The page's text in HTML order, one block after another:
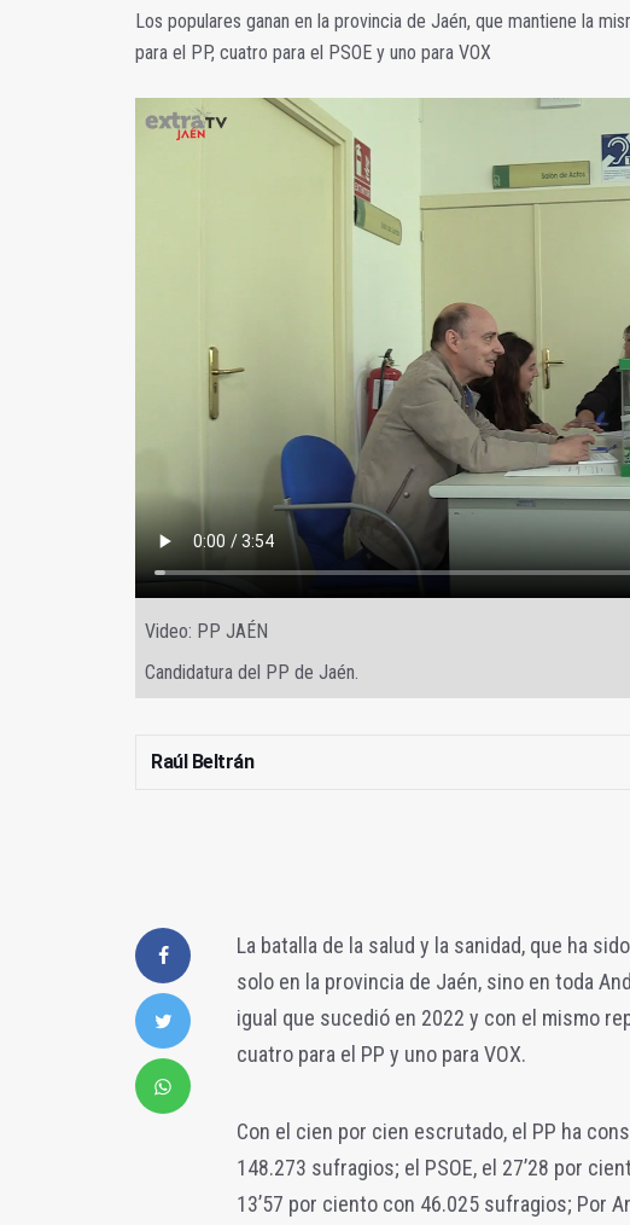
Los populares ganan en la provincia de Jaén, que mantiene la
para el PP, cuatro para el PSOE y uno para VOX
Video: PP JAÉN
Candidatura del PP de Jaén.
Raúl Beltrán
La batalla de la salud y la sanidad, que ha
solo en la provincia de Jaén, sino en toda
igual que sucedió en 2022 y con el mismo
cuatro para el PP y uno para VOX.
Con el cien por cien escrutado, el PP ha
148.273 sufragios; el PSOE, el 27’28 por
13’57 por ciento con 46.025 sufragios; Por